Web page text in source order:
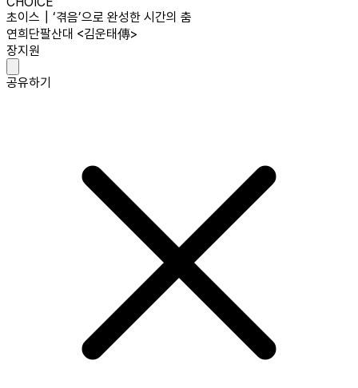
초이스┃‘겪음’으로 완성한 시간의 춤
연희단팔산대 <김운태傳>
장지원
공유하기